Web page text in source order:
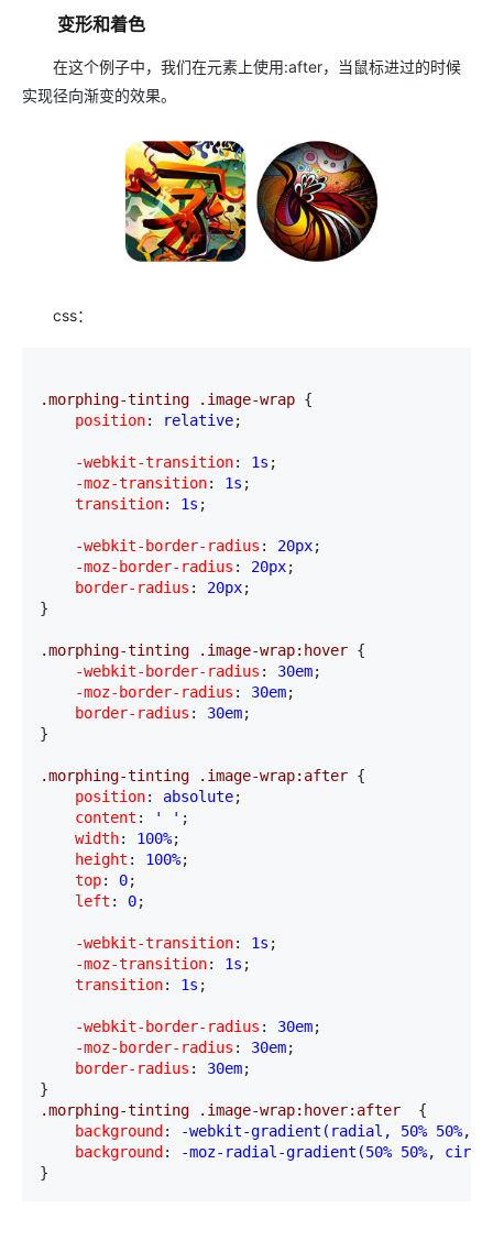
变形和着色
在这个例子中，我们在元素上使用:after，当鼠标进过的时候
实现径向渐变的效果。
css：
.morphing-tinting .image-wrap {
    position
: relative;
    -webkit-transition
: 1s ;
    -moz-transition
: 1s ;
    transition
: 1s ;
    -webkit-border-radius
: 20px;
    -moz-border-radius
: 20px;
    border-radius
: 20px;
}
.morphing-tinting .image-wrap:hover {
    -webkit-border-radius
: 30em;
    -moz-border-radius
: 30em;
    border-radius
: 30em;
}
.morphing-tinting .image-wrap:after {
    position
: absolute;
    content
: ' ' ;
    width
: 100%;
    height
: 100%;
    top
: 0;
    left
: 0;
    -webkit-transition
: 1s ;
    -moz-transition
: 1s ;
    transition
: 1s ;
    -webkit-border-radius
: 30em;
    -moz-border-radius
: 30em;
    border-radius
: 30em;
}
.morphing-tinting .image-wrap:hover:after {
    background
:
-webkit-gradient(radial, 50% 50%,
    background
:
-moz-radial-gradient(50% 50%,
}